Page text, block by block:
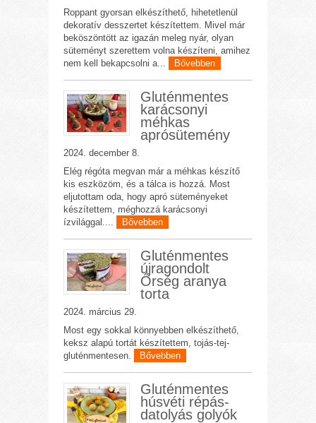
Roppant gyorsan elkészíthető, hihetetlenül
dekoratív desszertet készítettem. Mivel már
beköszöntött az igazán meleg nyár, olyan
süteményt szerettem volna készíteni, amihez
nem kell bekapcsolni a...
Bővebben
Gluténmentes
karácsonyi
méhkas
aprósütemény
2024. december 8.
Elég régóta megvan már a méhkas készítő
kis eszközöm, és a tálca is hozzá. Most
eljutottam oda, hogy apró süteményeket
készítettem, méghozzá karácsonyi
ízvilággal....
Bővebben
Gluténmentes
újragondolt
Őrség aranya
torta
2024. március 29.
Most egy sokkal könnyebben elkészíthető,
keksz alapú tortát készítettem, tojás-tej-
gluténmentesen.
Bővebben
Gluténmentes
húsvéti répás-
datolyás golyók